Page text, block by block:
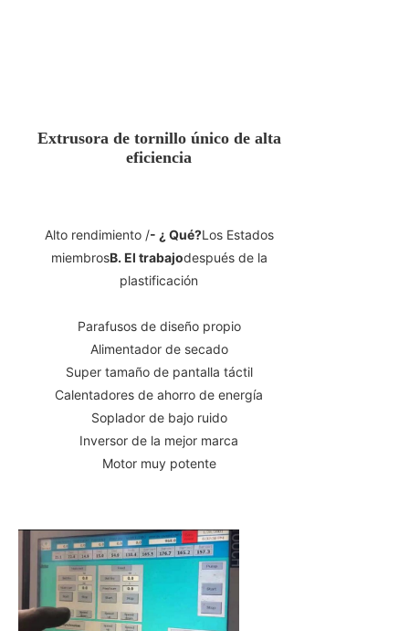
Extrusora de tornillo único de alta
eficiencia
Alto rendimiento /- ¿ Qué?Los Estados
miembrosB. El trabajodespués de la
plastificación
Parafusos de diseño propio
Alimentador de secado
Super tamaño de pantalla táctil
Calentadores de ahorro de energía
Soplador de bajo ruido
Inversor de la mejor marca
Motor muy potente